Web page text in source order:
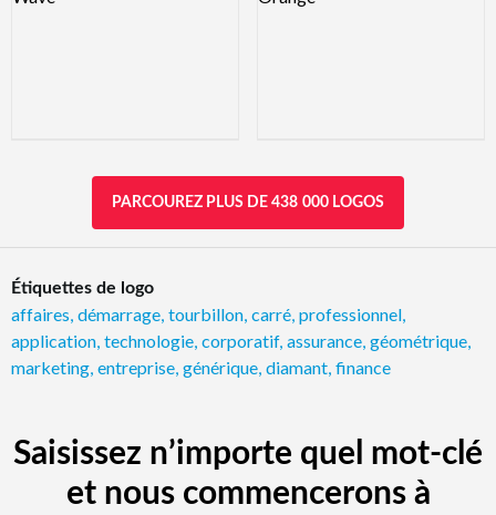
PARCOUREZ PLUS DE 438 000 LOGOS
Étiquettes de logo
affaires démarrage tourbillon carré professionnel
application technologie corporatif, assurance géométrique
marketing entreprise générique diamant finance
Saisissez n’importe quel mot-clé
et nous commencerons à